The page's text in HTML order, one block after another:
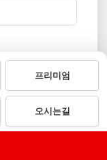
프리미엄
오시는길